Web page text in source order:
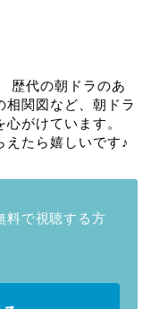
歴代の朝ドラのあ
相関図など、朝ドラ
がけています。
えたら嬉しいです♪
料で視聴する方